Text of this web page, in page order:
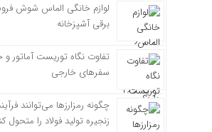
لوازم خانگی الماس شوش
برقی آشپزخانه
تفاوت نگاه توریست آماتور و
سفرهای خارجی
چگونه رمزارزها می‌توانند
زنجیره تولید فولاد را متحول